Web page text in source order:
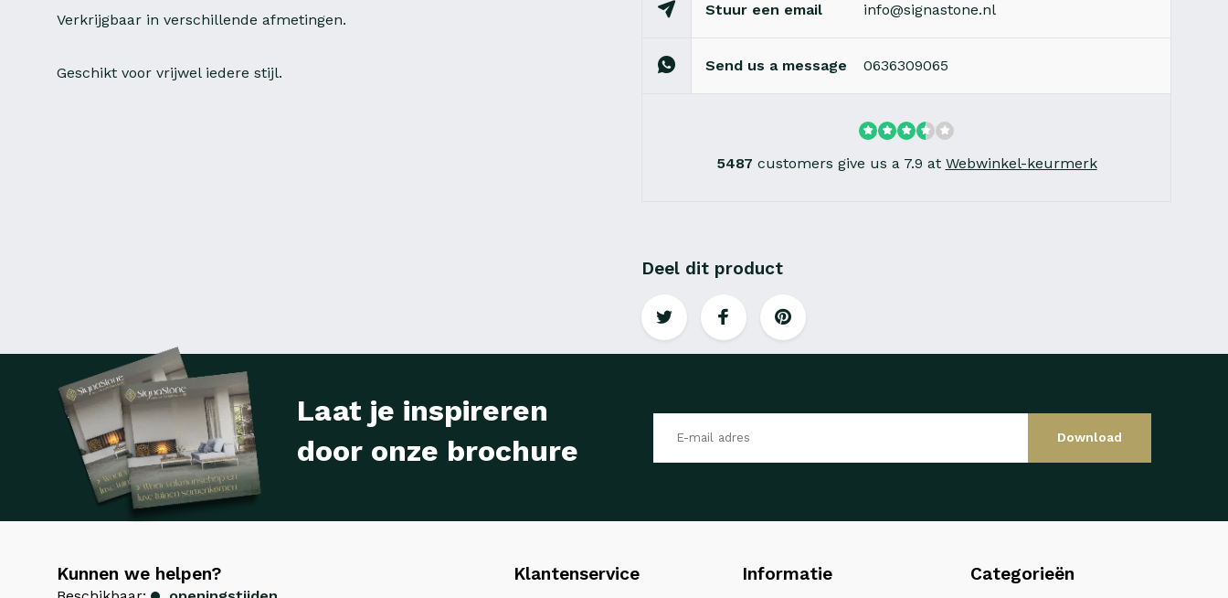
Verkrijgbaar in verschillende afmetingen.
Geschikt voor vrijwel iedere stijl.
Stuur een email info@signastone.nl
Send us a message 0636309065
5487 customers give us a 7.9 at Webwinkel-keurmerk
Deel dit product
Laat je inspireren
door onze brochure
Download
Kunnen we helpen? Klantenservice Informatie Categorieën